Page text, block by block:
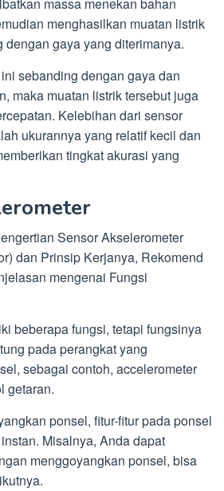
massa menekan bahan
menghasilkan muatan listrik
dengan gaya yang diterimanya.
sebanding dengan gaya dan
maka muatan listrik tersebut juga
Kelebihan dari sensor
ukurannya yang relatif kecil dan
tingkat akurasi yang
Sensor Akselerometer
dan Prinsip Kerjanya, Rekomend
mengenai Fungsi
beberapa fungsi, tetapi fungsinya
pada perangkat yang
sebagai contoh, accelerometer
getaran.
ponsel, fitur-fitur pada ponsel
Misalnya, Anda dapat
menggoyangkan ponsel, bisa